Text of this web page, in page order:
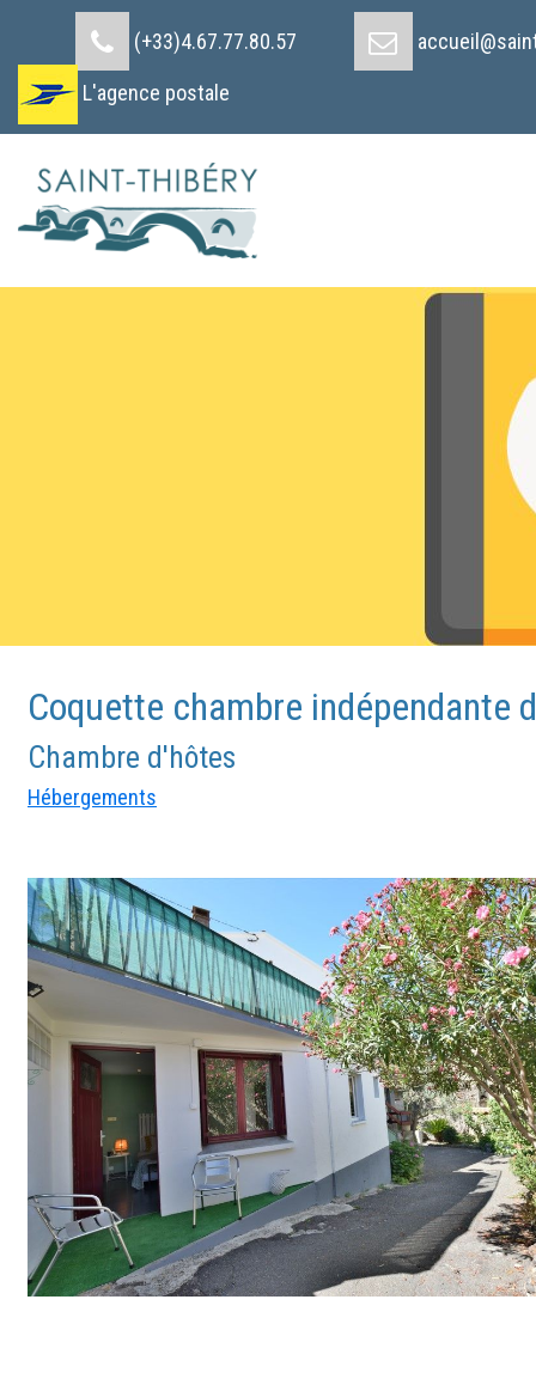
(+33)4.67.77.80.57
L'agence postale
Coquette chambre indépendante
Chambre d'hôtes
Hébergements
Cookies management panel